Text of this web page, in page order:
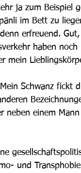
ja zum Beispiel
im Bett zu
erfreuend.
haben
mein
Schwanz fickt
neben einem
und